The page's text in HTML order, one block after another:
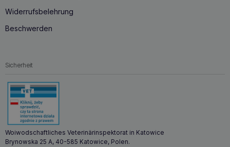
Widerrufsbelehrung
Beschwerden
Sicherheit
Woiwodschaftliches Veterinärinspektorat in Katowice
Brynowska 25 A, 40-585 Katowice, Polen.